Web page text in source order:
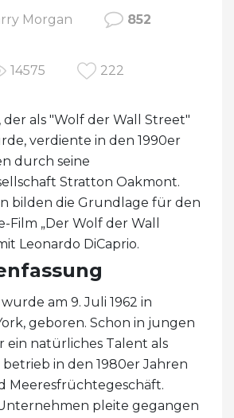
Morgan 852
14575 222
als "Wolf der Wall Street"
verdiente in den 1990er
durch seine
Stratton Oakmont.
bilden die Grundlage für den
Film „Der Wolf der Wall
Leonardo DiCaprio.
am 9. Juli 1962 in
geboren. Schon in jungen
ein natürliches Talent als
in den 1980er Jahren
Meeresfrüchtegeschäft.
pleite gegangen